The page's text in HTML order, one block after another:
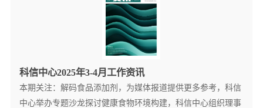
科信中心2025年3-4月工作资讯
本期关注：解码食品添加剂，为媒体报道提供更多参考，科信
中心举办专题沙龙探讨健康食物环境构建，科信中心组织理事